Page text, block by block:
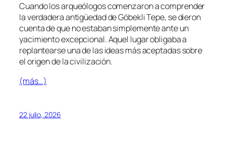
Cuando los arqueólogos comenzaron a comprender
la verdadera antigüedad de Göbekli Tepe, se dieron
cuenta de que no estaban simplemente ante un
yacimiento excepcional. Aquel lugar obligaba a
replantearse una de las ideas más aceptadas sobre
el origen de la civilización.
(más…)
22 julio, 2026